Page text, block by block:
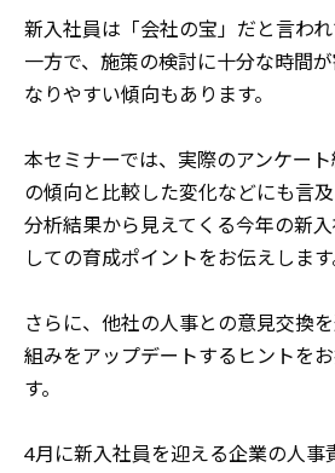
新入社員は「会社の宝」だと言われ
一方で、施策の検討に十分な時間
なりやすい傾向もあります。
本セミナーでは、実際のアンケート
の傾向と比較した変化などにも言及
分析結果から見えてくる今年の新
しての育成ポイントをお伝えします
さらに、他社の人事との意見交換
組みをアップデートするヒントを
す。
4月に新入社員を迎える企業の人事